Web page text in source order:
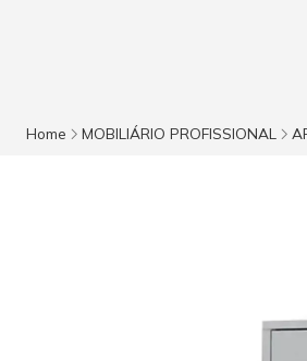
Home MOBILIÁRIO PROFISSIONAL